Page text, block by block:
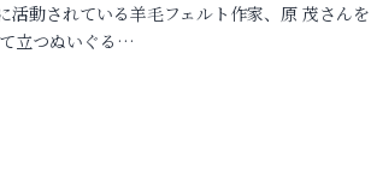
活動されている羊毛フェルト作家、原 茂さん
立つぬいぐる…